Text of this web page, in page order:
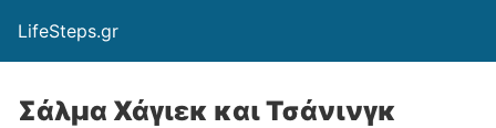
LifeSteps.gr
Σάλμα Χάγιεκ και Τσάνινγκ